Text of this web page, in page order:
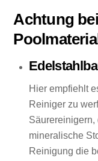
Achtung
Hier empfiehlt
Reiniger zu
mineralische
Reinigung die